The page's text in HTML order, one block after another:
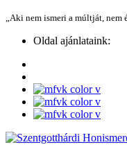
„Aki nem ismeri a múltját, nem
Oldal ajánlataink: